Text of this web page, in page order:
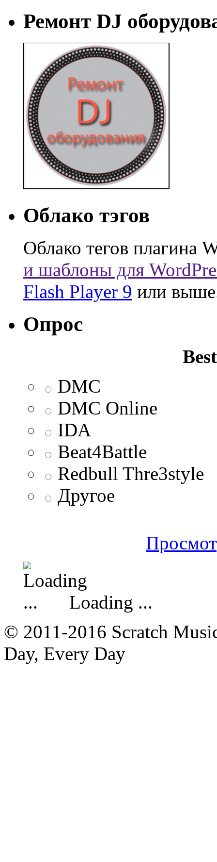
Ремонт DJ
Облако тэгов
Облако тегов плагина
и шаблоны для
Flash Player 9 или
Опрос
DMC
DMC Online
IDA
Beat4Battle
Redbull Thre3style
Другое
Loading ...
© 2011-2016 Scratch
Day, Every Day